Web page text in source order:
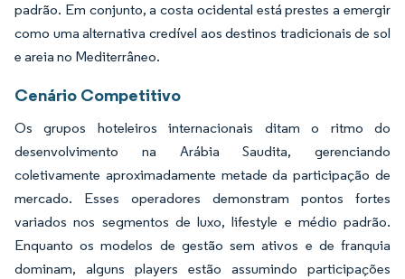
padrão. Em conjunto, a costa ocidental está prestes a emergir
como uma alternativa credível aos destinos tradicionais de sol
e areia no Mediterrâneo.
Cenário Competitivo
Os grupos hoteleiros internacionais ditam o ritmo do
desenvolvimento na Arábia Saudita, gerenciando
coletivamente aproximadamente metade da participação de
mercado. Esses operadores demonstram pontos fortes
variados nos segmentos de luxo, lifestyle e médio padrão.
Enquanto os modelos de gestão sem ativos e de franquia
dominam, alguns players estão assumindo participações